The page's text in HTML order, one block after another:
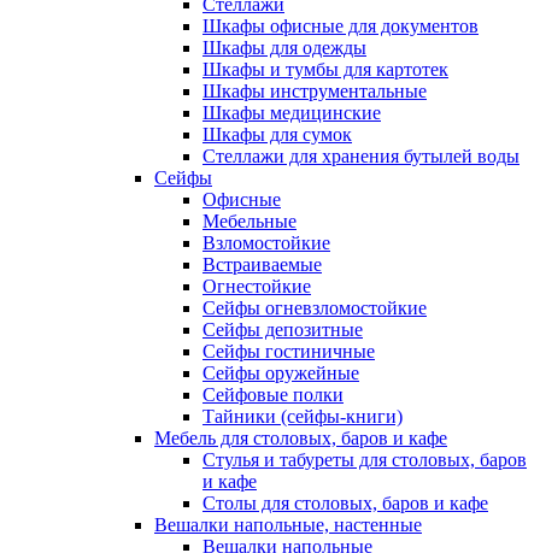
Стеллажи
Шкафы офисные для документов
Шкафы для одежды
Шкафы и тумбы для картотек
Шкафы инструментальные
Шкафы медицинские
Шкафы для сумок
Стеллажи для хранения бутылей воды
Сейфы
Офисные
Мебельные
Взломостойкие
Встраиваемые
Огнестойкие
Сейфы огневзломостойкие
Сейфы депозитные
Сейфы гостиничные
Сейфы оружейные
Сейфовые полки
Тайники (сейфы-книги)
Мебель для столовых, баров и кафе
Стулья и табуреты для столовых, баров
и кафе
Столы для столовых, баров и кафе
Вешалки напольные, настенные
Вешалки напольные